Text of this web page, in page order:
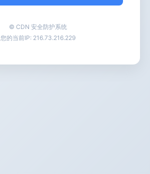
© CDN 安全防护系统
您的当前IP: 216.73.216.229